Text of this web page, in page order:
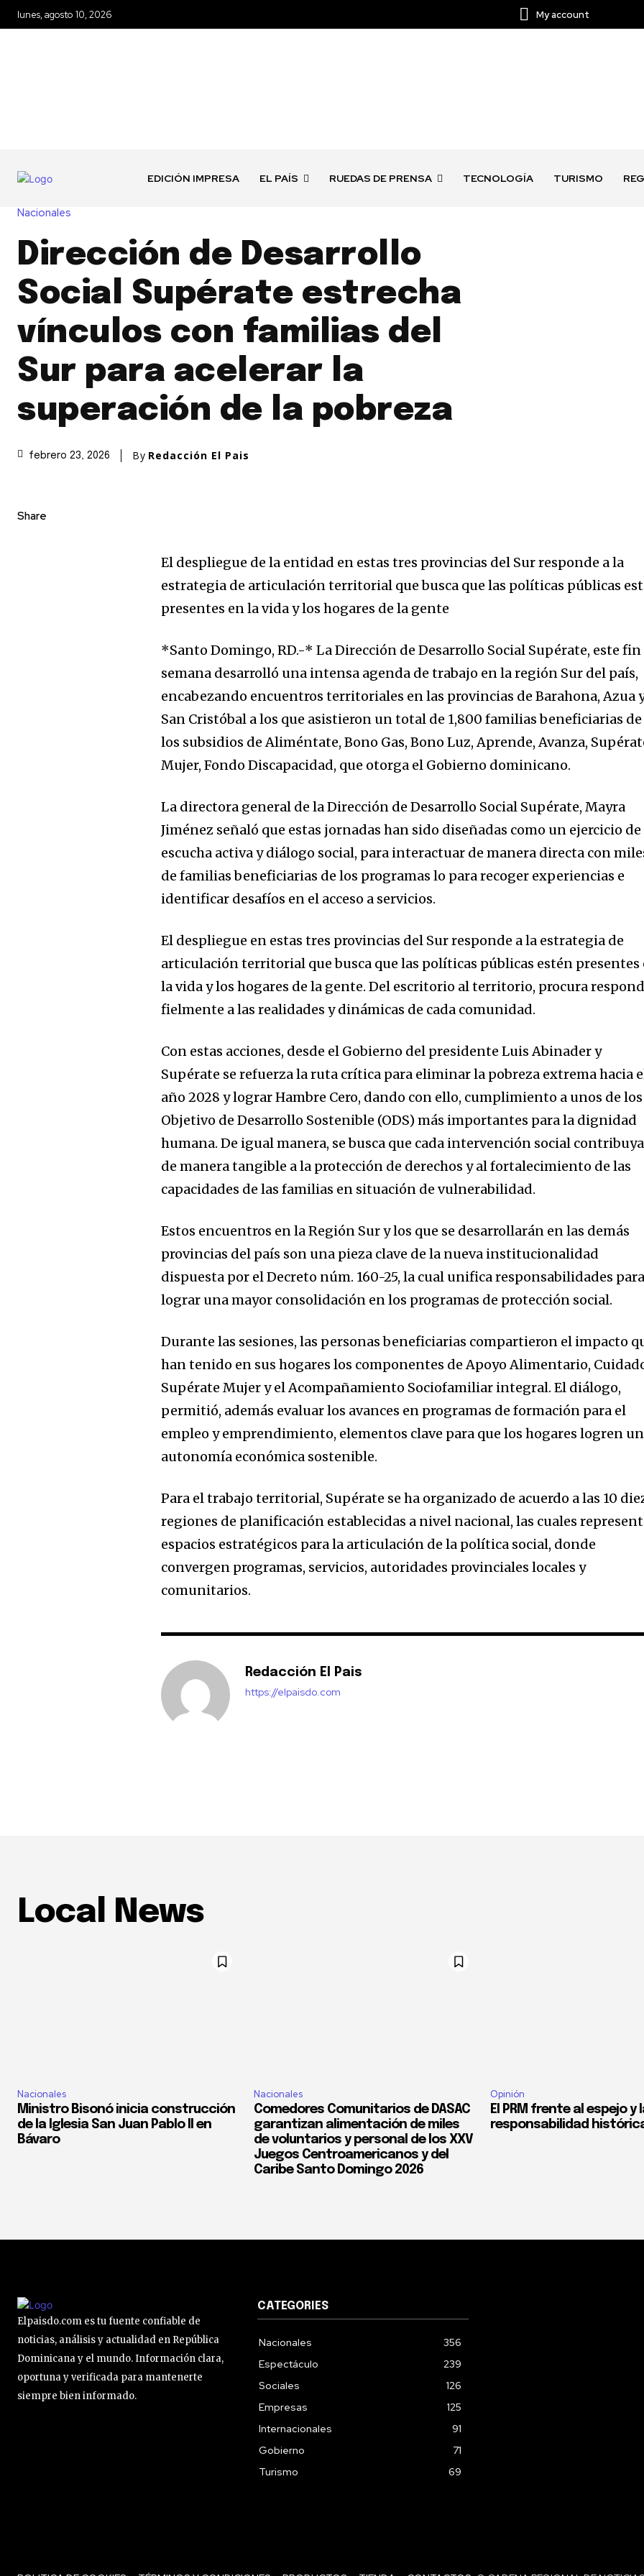
lunes, agosto 10, 2026 My account
EDICIÓN IMPRESA EL PAÍS RUEDAS DE PRENSA TECNOLOGÍA TURISMO
Nacionales
Dirección de Desarrollo
Social Supérate estrecha
vínculos con familias del
Sur para acelerar la
superación de la pobreza
febrero 23, 2026 By Redacción El Pais
Share
El despliegue de la entidad en estas tres provincias del Sur responde a la
estrategia de articulación territorial que busca que las políticas públicas
presentes en la vida y los hogares de la gente
*Santo Domingo, RD.-* La Dirección de Desarrollo Social Supérate, este fin
semana desarrolló una intensa agenda de trabajo en la región Sur del país,
encabezando encuentros territoriales en las provincias de Barahona, Azua
San Cristóbal a los que asistieron un total de 1,800 familias beneficiarias de
los subsidios de Aliméntate, Bono Gas, Bono Luz, Aprende, Avanza,
Mujer, Fondo Discapacidad, que otorga el Gobierno dominicano.
La directora general de la Dirección de Desarrollo Social Supérate, Mayra
Jiménez señaló que estas jornadas han sido diseñadas como un ejercicio de
escucha activa y diálogo social, para interactuar de manera directa con
de familias beneficiarias de los programas lo para recoger experiencias e
identificar desafíos en el acceso a servicios.
El despliegue en estas tres provincias del Sur responde a la estrategia de
articulación territorial que busca que las políticas públicas estén presentes
la vida y los hogares de la gente. Del escritorio al territorio, procura
fielmente a las realidades y dinámicas de cada comunidad.
Con estas acciones, desde el Gobierno del presidente Luis Abinader y
Supérate se refuerza la ruta crítica para eliminar la pobreza extrema hacia
año 2028 y lograr Hambre Cero, dando con ello, cumplimiento a unos de los
Objetivo de Desarrollo Sostenible (ODS) más importantes para la dignidad
humana. De igual manera, se busca que cada intervención social contribuya
de manera tangible a la protección de derechos y al fortalecimiento de las
capacidades de las familias en situación de vulnerabilidad.
Estos encuentros en la Región Sur y los que se desarrollarán en las demás
provincias del país son una pieza clave de la nueva institucionalidad
dispuesta por el Decreto núm. 160-25, la cual unifica responsabilidades para
lograr una mayor consolidación en los programas de protección social.
Durante las sesiones, las personas beneficiarias compartieron el impacto
han tenido en sus hogares los componentes de Apoyo Alimentario,
Supérate Mujer y el Acompañamiento Sociofamiliar integral. El diálogo,
permitió, además evaluar los avances en programas de formación para el
empleo y emprendimiento, elementos clave para que los hogares logren
autonomía económica sostenible.
Para el trabajo territorial, Supérate se ha organizado de acuerdo a las 10
regiones de planificación establecidas a nivel nacional, las cuales
espacios estratégicos para la articulación de la política social, donde
convergen programas, servicios, autoridades provinciales locales y
comunitarios.
Redacción El Pais
https://elpaisdo.com
Local News
Nacionales
Ministro Bisonó inicia construcción
de la Iglesia San Juan Pablo II en
Bávaro
Nacionales
Comedores Comunitarios de DASAC
garantizan alimentación de miles
de voluntarios y personal de los XXV
Juegos Centroamericanos y del
Caribe Santo Domingo 2026
Opinión
El PRM frente al espejo y
responsabilidad
Elpaisdo.com es tu fuente confiable de
noticias, análisis y actualidad en República
Dominicana y el mundo. Información clara,
oportuna y verificada para mantenerte
siempre bien informado.
CATEGORIES
Nacionales
356
Espectáculo
239
Sociales
126
Empresas
125
Internacionales
91
Gobierno
71
Turismo
69